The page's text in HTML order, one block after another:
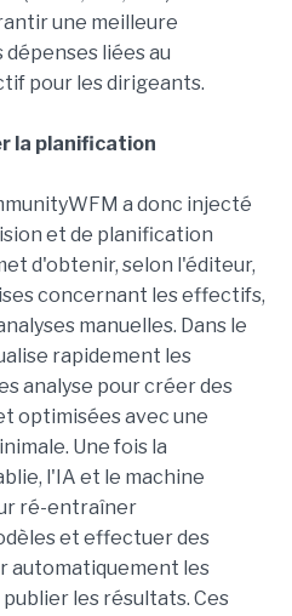
une meilleure
liées au
pour les dirigeants.
la planification
a donc injecté
et de planification
d'obtenir, selon l'éditeur,
concernant les effectifs,
manuelles. Dans le
rapidement les
analyse pour créer des
optimisées avec une
Une fois la
l'IA et le machine
ré-entraîner
et effectuer des
automatiquement les
les résultats. Ces